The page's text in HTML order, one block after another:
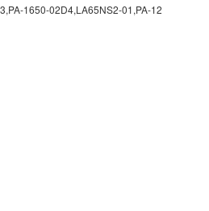
1650-02D4,LA65NS2-01,PA-12